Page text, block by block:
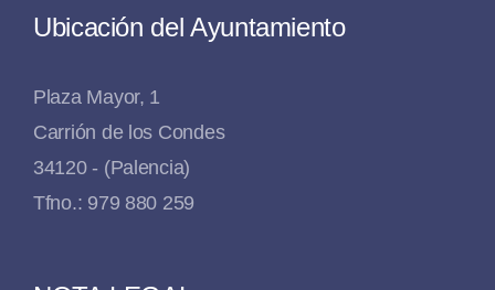
Ubicación del Ayuntamiento
Plaza Mayor, 1
Carrión de los Condes
34120 - (Palencia)
Tfno.: 979 880 259